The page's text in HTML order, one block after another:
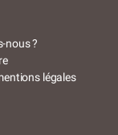
nous ?
légales